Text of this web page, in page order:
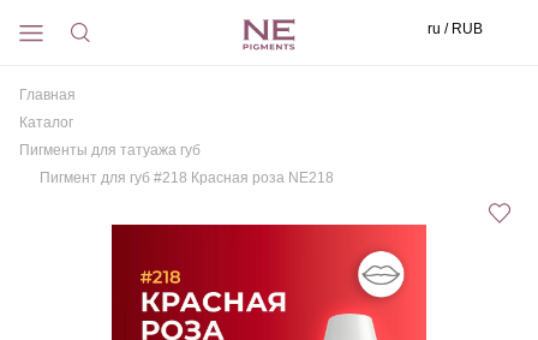
ru / RUB
Главная
Каталог
Пигменты для татуажа губ
Пигмент для губ #218 Красная роза NE218